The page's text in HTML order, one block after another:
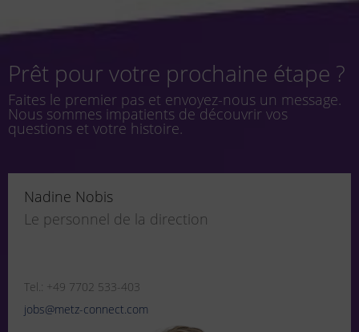
Prêt pour votre prochaine étape ?
Faites le premier pas et envoyez-nous un message.
Nous sommes impatients de découvrir vos
questions et votre histoire.
Nadine Nobis
Le personnel de la direction
Tel.: +49 7702 533-403
jobs@metz-connect.com